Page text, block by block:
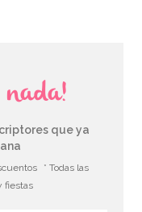
nada!
que ya
* Todas las
fiestas